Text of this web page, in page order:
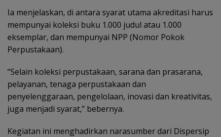
Ia menjelaskan, di antara syarat utama akreditasi harus
mempunyai koleksi buku 1.000 judul atau 1.000
eksemplar, dan mempunyai NPP (Nomor Pokok
Perpustakaan).
“Selain koleksi perpustakaan, sarana dan prasarana,
pelayanan, tenaga perpustakaan dan
penyelenggaraan, pengelolaan, inovasi dan kreativitas,
juga menjadi syarat,” bebernya.
Kegiatan ini menghadirkan narasumber dari Dispersip